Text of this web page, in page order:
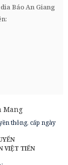
Báo An Giang
thông, cấp ngày
VIỆT TIẾN